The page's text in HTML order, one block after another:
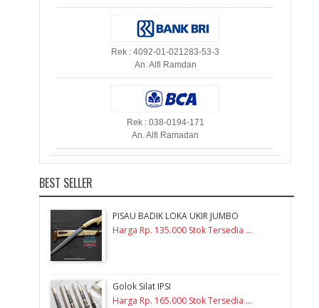
Rek : 4092-01-021283-53-3
An. Alfi Ramdan
Rek : 038-0194-171
An. Alfi Ramadan
BEST SELLER
PISAU BADIK LOKA UKIR JUMBO
Harga Rp. 135.000 Stok Tersedia ...
Golok Silat IPSI
Harga Rp. 165.000 Stok Tersedia ...